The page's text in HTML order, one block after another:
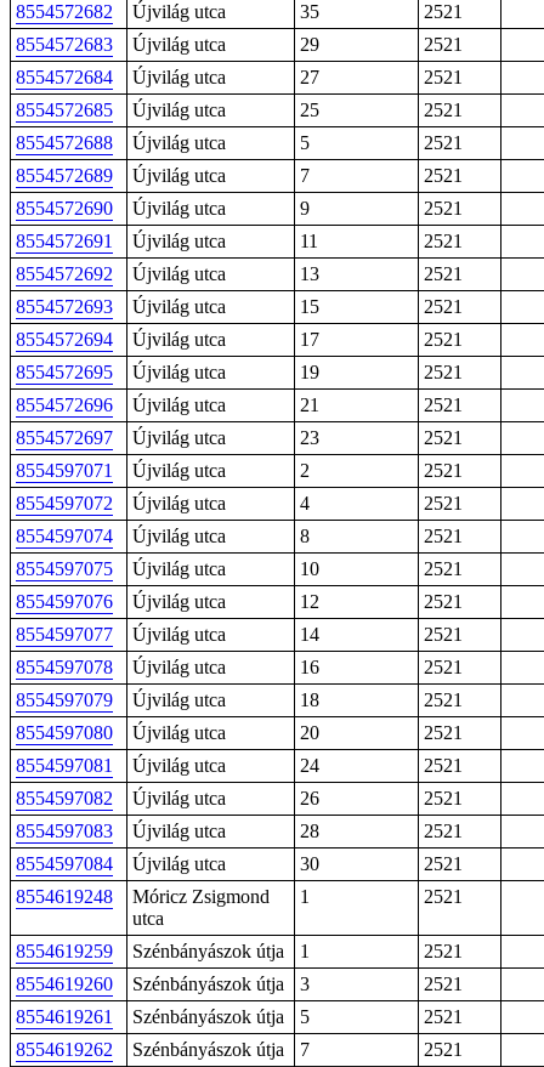
8554572682
Újvilág utca 35
2521
8554572683
Újvilág utca 29
2521
8554572684
Újvilág utca 27
2521
8554572685
Újvilág utca 25
2521
8554572688
Újvilág utca 5
2521
8554572689
Újvilág utca 7
2521
8554572690
Újvilág utca 9
2521
8554572691
Újvilág utca 11
2521
8554572692
Újvilág utca 13
2521
8554572693
Újvilág utca 15
2521
8554572694
Újvilág utca 17
2521
8554572695
Újvilág utca 19
2521
8554572696
Újvilág utca 21
2521
8554572697
Újvilág utca 23
2521
8554597071
Újvilág utca 2
2521
8554597072
Újvilág utca 4
2521
8554597074
Újvilág utca 8
2521
8554597075
Újvilág utca 10
2521
8554597076
Újvilág utca 12
2521
8554597077
Újvilág utca 14
2521
8554597078
Újvilág utca 16
2521
8554597079
Újvilág utca 18
2521
8554597080
Újvilág utca 20
2521
8554597081
Újvilág utca 24
2521
8554597082
Újvilág utca 26
2521
8554597083
Újvilág utca 28
2521
8554597084
Újvilág utca 30
2521
8554619248
Móricz Zsigmond
utca
1 2521
8554619259 Szénbányászok útja 1
2521
8554619260
Szénbányászok útja 3
2521
8554619261
Szénbányászok útja 5
2521
8554619262
Szénbányászok útja 7
2521